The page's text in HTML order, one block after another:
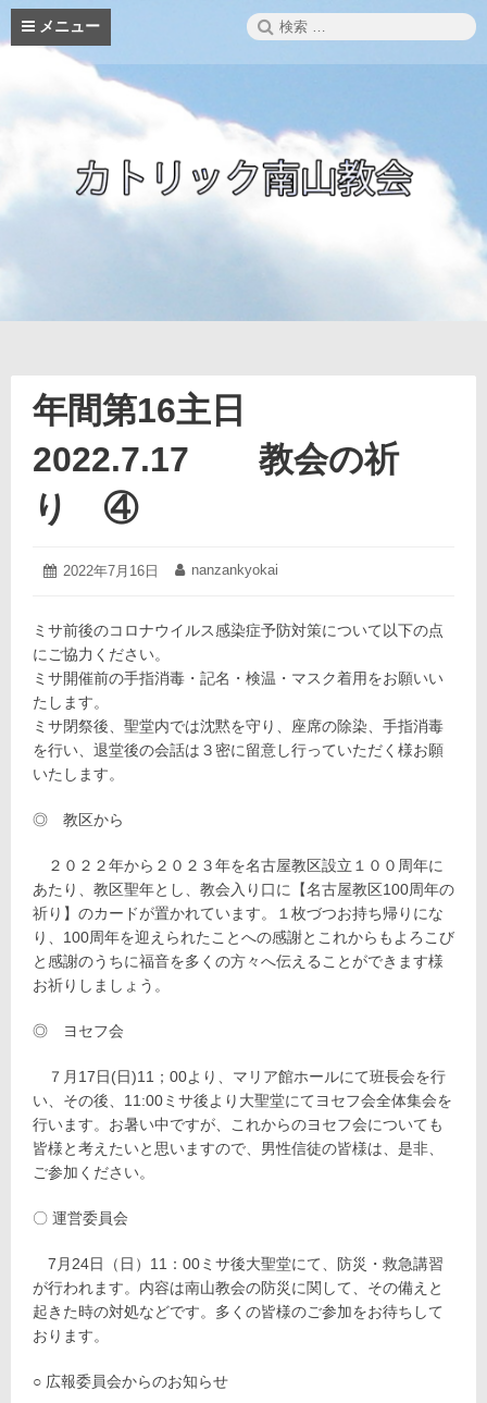
コ
プ
メニュー
検
索:
年間第16主日
2022.7.17 教会の祈
り ④
投
2022年7月16日
2022
月
16
日
投
nanzankyokai
ミサ前後のコロナウイルス感染症予防対策について以下の点
にご協力ください。
ミサ開催前の手指消毒・記名・検温・マスク着用をお願いい
たします。
ミサ閉祭後、聖堂内では沈黙を守り、座席の除染、手指消毒
を行い、退堂後の会話は３密に留意し行っていただく様お願
いたします。
◎ 教区から
２０２２年から２０２３年を名古屋教区設立１００周年に
あたり、教区聖年とし、教会入り口に【名古屋教区100周年の
祈り】のカードが置かれています。１枚づつお持ち帰りにな
り、100周年を迎えられたことへの感謝とこれからもよろこび
と感謝のうちに福音を多くの方々へ伝えることができます様
お祈りしましょう。
◎ ヨセフ会
７月17日(日)11；00より、マリア館ホールにて班長会を行
い、その後、11:00ミサ後より大聖堂にてヨセフ会全体集会を
行います。お暑い中ですが、これからのヨセフ会についても
皆様と考えたいと思いますので、男性信徒の皆様は、是非、
ご参加ください。
〇 運営委員会
7月24日（日）11：00ミサ後大聖堂にて、防災・救急講習
が行われます。内容は南山教会の防災に関して、その備えと
起きた時の対処などです。多くの皆様のご参加をお待ちして
おります。
○ 広報委員会からのお知らせ